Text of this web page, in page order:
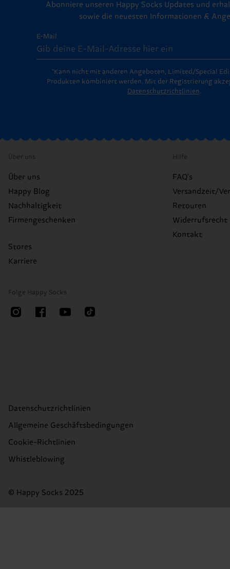
Abonniere unseren Happy Socks Updates und
sowie die neuesten Informationen &
E-Mail
*Kann nicht mit anderen Angeboten, Limited/Special
Produkten kombiniert werden. Mit der Registrierung
Datenschutzrichtlinien.
Über uns
Über uns
Happy Blog
Nachhaltigkeit
Firmengeschenken
Stores
Karriere
Hilfe
FAQ's
Versandzeit/
Retouren
Widerrufsrecht
Kontakt
Folge Happy Socks
Datenschutzrichtlinien
Allgemeine Geschäftsbedingungen
Cookie-Richtlinien
Whistleblowing
© Happy Socks 2025